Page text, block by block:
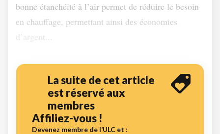
bonne étanchéité à l’air permet de réduire le besoin
en chauffage, permettant ainsi des économies
d’argent...
La suite de cet article
est réservé aux
membres
Affiliez-vous !
Devenez membre de l’ULC et :